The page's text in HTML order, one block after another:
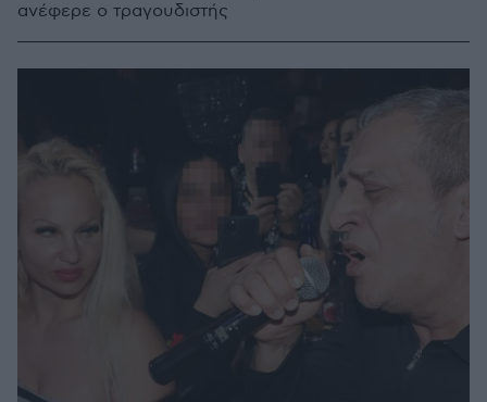
ανέφερε ο τραγουδιστής